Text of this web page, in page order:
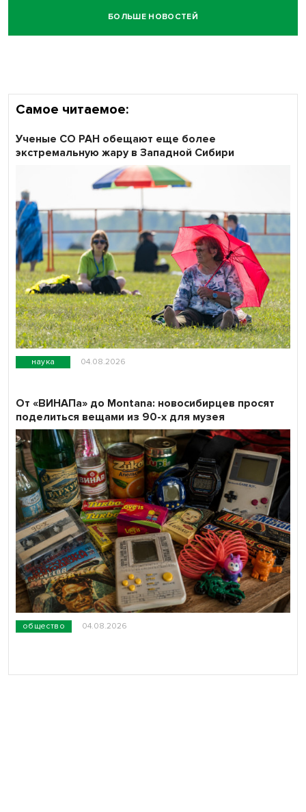
БОЛЬШЕ НОВОСТЕЙ
Самое читаемое:
наука 04.08.2026
Ученые СО РАН обещают еще более
экстремальную жару в Западной Сибири
общество 04.08.2026
От «ВИНАПа» до Montana: новосибирцев просят
поделиться вещами из 90-х для музея